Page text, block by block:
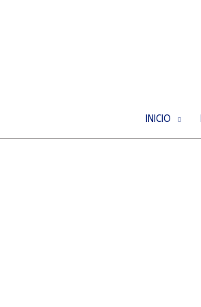
INICIO